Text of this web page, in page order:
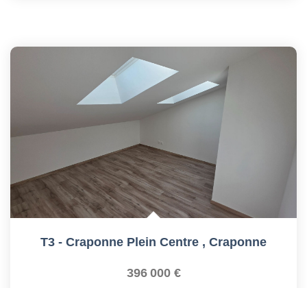
T3 - Craponne Plein Centre , Craponne
396 000 €